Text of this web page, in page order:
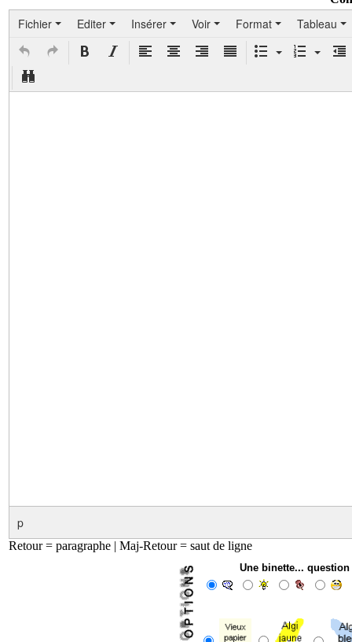
Fichier Editer Insérer Voir Format Tableau
p
Retour = paragraphe | Maj-Retour = saut de ligne
Une binette...